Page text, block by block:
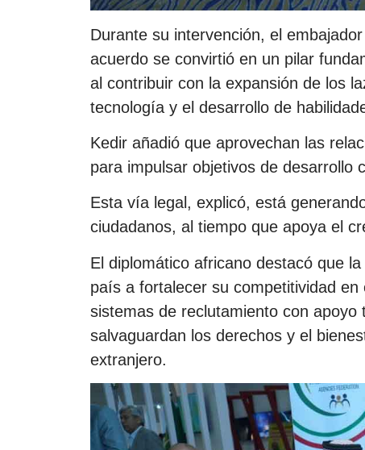
Durante su intervención, el
acuerdo se convirtió en un pilar
al contribuir con la expansión de los
tecnología y el desarrollo de
Kedir añadió que aprovechan las
para impulsar objetivos de desarrollo
Esta vía legal, explicó, está
ciudadanos, al tiempo que apoya el
El diplomático africano destacó que
país a fortalecer su competitividad
sistemas de reclutamiento con
salvaguardan los derechos y el
extranjero.